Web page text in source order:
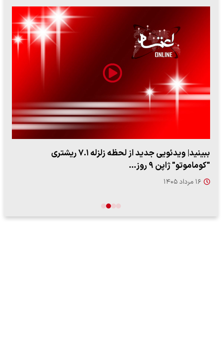
ببینید| ویدئویی جدید از لحظه زلزله ۷.۱ ریشتری
"کوماموتو" ژاپن ۹ روز…
۱۶ مرداد ۱۴۰۵